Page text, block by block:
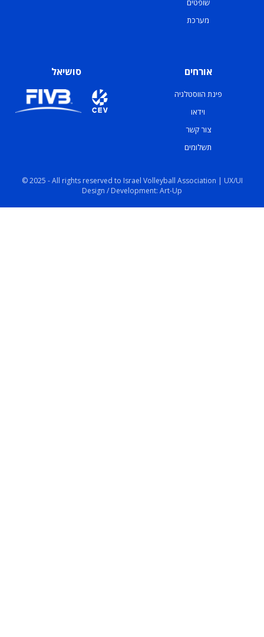
שופטים
מערכת
אורחים
פינת הווסטלגיה
וידאו
צור קשר
תשלומים
סושיאל
© 2025 - All rights reserved to Israel Volleyball Association | UX/UI
Design / Development: Art-Up